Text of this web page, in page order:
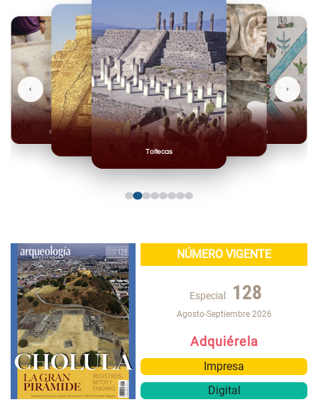
Toltecas
Mexicas
Olmecas
‹ ›
NÚMERO VIGENTE
Especial 128
Agosto-Septiembre 2026
Adquiérela
Impresa
Digital